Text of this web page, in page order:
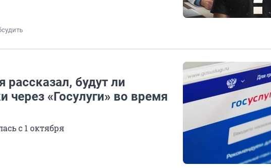
рассказал, будут ли
через «Госулуги» во время
с 1 октября